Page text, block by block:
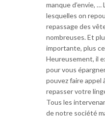
manque d’envie, …
lesquelles on
repassage des
nombreuses. Et
importante, plus
Heureusement, il
pour vous
pouvez faire appel
repasser votre
Tous les
de notre société